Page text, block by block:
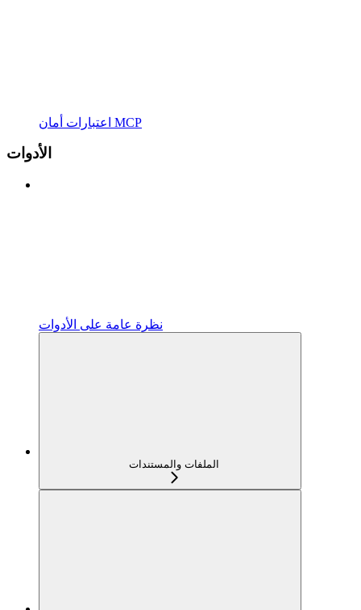
اعتبارات أمان MCP
الأدوات
نظرة عامة على الأدوات
الملفات والمستندات